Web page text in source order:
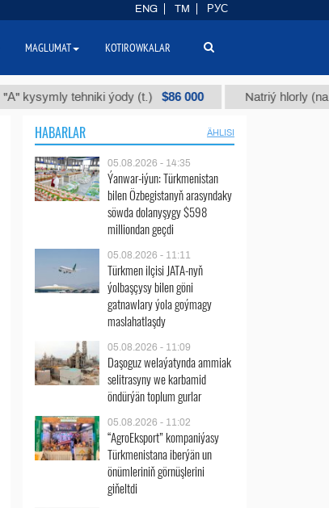
tehniki ýody (t.) $86 000 Natriý hlorly (nahar
HABARLAR ÄHLISI
05.08.2026 - 14:35
Ýanwar-iýun: Türkmenistan
bilen Özbegistanyň arasyndaky
söwda dolanyşygy $598
milliondan geçdi
05.08.2026 - 11:11
Türkmen ilçisi JATA-nyň
ýolbaşçysy bilen göni
gatnawlary ýola goýmagy
maslahatlaşdy
05.08.2026 - 11:09
Daşoguz welaýatynda ammiak
selitrasyny we karbamid
öndürýän toplum gurlar
05.08.2026 - 11:02
“AgroEksport” kompaniýasy
Türkmenistana iberýän un
önümleriniň görnüşlerini
giňeltdi
ENG TM РУС
MAGLUMAT KOTIROWKALAR